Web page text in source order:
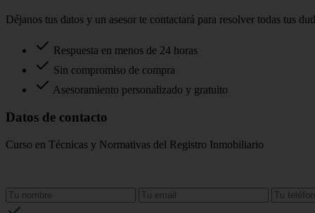
Déjanos tus datos y un asesor te contactará para resolver todas tus
Respuesta en menos de 24 horas
Sin compromiso de compra
Asesoramiento personalizado y gratuito
Datos de contacto
Curso en Técnicas y Normativas del Registro Inmobiliario